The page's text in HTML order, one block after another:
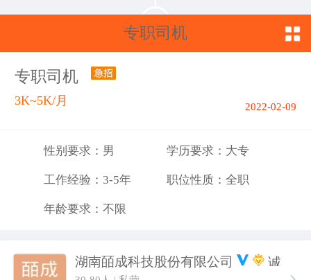
专职司机
专职司机
3K~5K/月 2022-02-09
性别要求：男 学历要求：大专
工作经验：3-5年 职位性质：全职
年龄要求：不限
湖南皕成科技股份有限公司